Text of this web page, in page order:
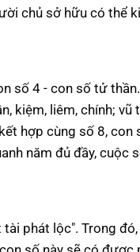
chủ sở hữu có thể
số 4 - con số tử
kiệm, liêm, chính; vũ
hợp cùng số 8, con
năm đủ đầy, cuộc
phát lộc". Trong